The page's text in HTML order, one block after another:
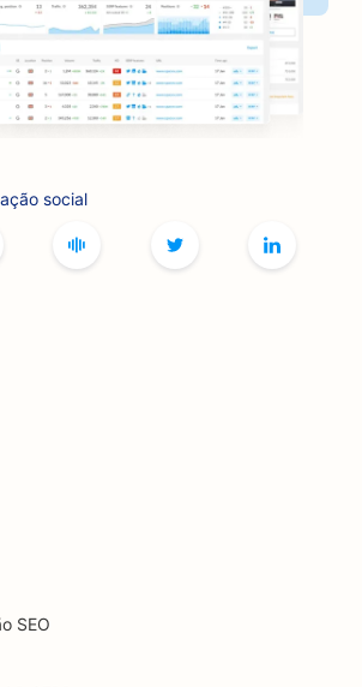
de botox e preenchimento
de jogos de tabuleiro
de buffet
Trucks
social
SEO